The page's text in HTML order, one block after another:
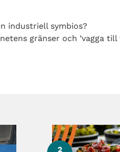
industriell symbios?
gränser och ’vagga till
2